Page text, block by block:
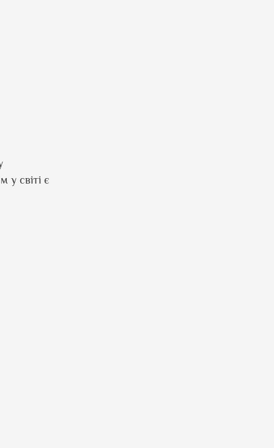
у світі є